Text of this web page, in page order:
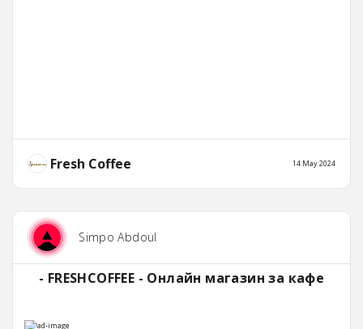
Fresh Coffee 14 May 2024
Simpo Abdoul
- FRESHCOFFEE - Онлайн магазин за кафе